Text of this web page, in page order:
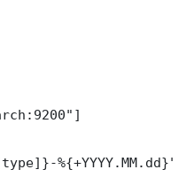
%{+YYYY.MM.dd}"